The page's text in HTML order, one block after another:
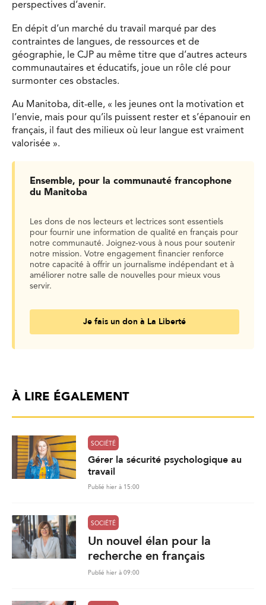
perspectives d’avenir.
En dépit d’un marché du travail marqué par des
contraintes de langues, de ressources et de
géographie, le CJP au même titre que d’autres acteurs
communautaires et éducatifs, joue un rôle clé pour
surmonter ces obstacles.
Au Manitoba, dit-elle, « les jeunes ont la motivation et
l’envie, mais pour qu’ils puissent rester et s’épanouir en
français, il faut des milieux où leur langue est vraiment
valorisée ».
Ensemble, pour la communauté francophone
du Manitoba
Les dons de nos lecteurs et lectrices sont essentiels
pour fournir une information de qualité en français pour
notre communauté. Joignez-vous à nous pour soutenir
notre mission. Votre engagement financier renforce
notre capacité à offrir un journalisme indépendant et à
améliorer notre salle de nouvelles pour mieux vous
servir.
Je fais un don à La Liberté
À LIRE ÉGALEMENT
SOCIÉTÉ
Gérer la sécurité psychologique au
travail
Publié hier à 15:00
SOCIÉTÉ
Un nouvel élan pour la
recherche en français
Publié hier à 09:00